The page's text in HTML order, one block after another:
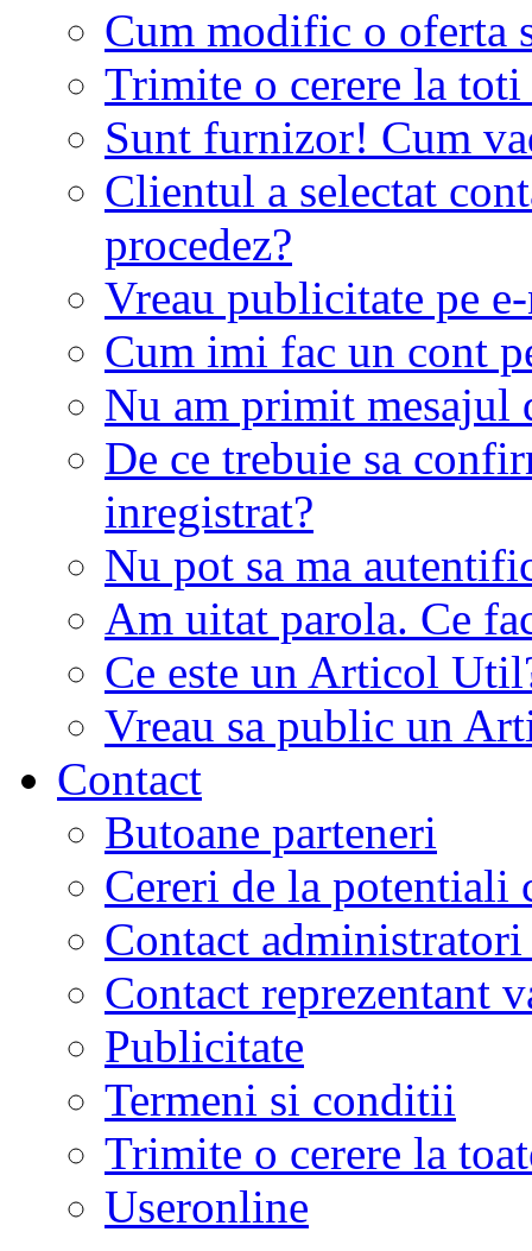
Cum modific o oferta
Trimite o cerere la
Sunt furnizor! Cum
Clientul a selectat
procedez?
Vreau publicitate pe
Cum imi fac un cont
Nu am primit mesajul
De ce trebuie sa
inregistrat?
Nu pot sa ma
Am uitat parola. Ce
Ce este un Articol
Vreau sa public un
Contact
Butoane parteneri
Cereri de la potentiali
Contact
Contact reprezentant
Publicitate
Termeni si conditii
Trimite o cerere la
Useronline